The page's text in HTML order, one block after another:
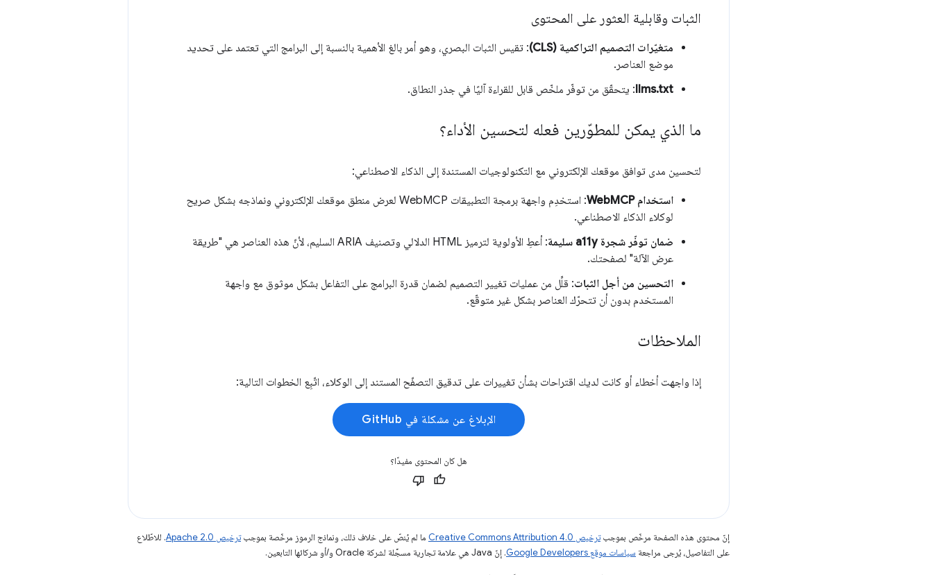
الثبات وقابلية العثور على المحتوى
متغيّرات التصميم التراكمية (CLS)
: تقيس الثبات البصري، وهو أمر بالغ الأهمية بالنسبة إلى البرامج التي تعتمد على تحديد
موضع العناصر.
llms.txt: يتحقّق من توفّر ملخّص قابل للقراءة آليًا في جذر النطاق.
ما الذي يمكن للمطوّرين فعله لتحسين الأداء؟
لتحسين مدى توافق موقعك الإلكتروني مع التكنولوجيات المستندة إلى الذكاء الاصطناعي:
استخدام WebMCP
: استخدِم واجهة برمجة التطبيقات WebMCP لعرض منطق موقعك الإلكتروني ونماذجه بشكل صريح
لوكلاء الذكاء الاصطناعي.
ضمان توفّر شجرة a11y سليمة
: أعطِ الأولوية لترميز HTML الدلالي وتصنيف ARIA السليم، لأنّ هذه العناصر هي "طريقة
عرض الآلة" لصفحتك.
التحسين من أجل الثبات: قلِّل من عمليات تغيير التصميم لضمان قدرة البرامج على التفاعل بشكل موثوق مع واجهة
المستخدم بدون أن تتحرّك العناصر بشكل غير متوقّع.
الملاحظات
إذا واجهت أخطاء أو كانت لديك اقتراحات بشأن تغييرات على تدقيق التصفّح المستند إلى الوكلاء، اتّبِع الخطوات التالية:
الإبلاغ عن مشكلة في GitHub
هل كان المحتوى مفيدًا؟
إنّ محتوى هذه الصفحة مرخّص بموجبترخيص Creative Commons Attribution 4.0‏ ما لم يُنصّ على خلاف ذلك، ونماذج الرموز مرخّصة بموجبترخيص Apache 2.0‏
. للاطّلاع
على التفاصيل، يُرجى مراجعة سياسات موقع Google Developers‏ . إنّ Java هي علامة تجارية مسجَّلة لشركة Oracle و/أو شركائها التابعين.